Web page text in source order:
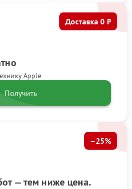
Apple
Доставка 0 ₽
Получить
— тем ниже цена.
–25%